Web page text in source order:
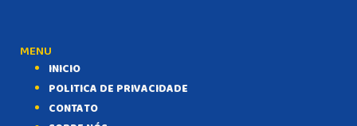
MENU
INICIO
POLITICA DE PRIVACIDADE
CONTATO